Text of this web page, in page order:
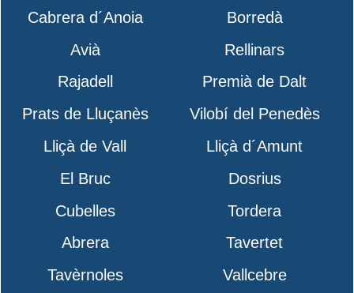
Cabrera d´Anoia
Borredà
Avià
Rellinars
Rajadell
Premià de Dalt
Prats de Lluçanès
Vilobí del Penedès
Lliçà de Vall
Lliçà d´Amunt
El Bruc
Dosrius
Cubelles
Tordera
Abrera
Tavertet
Tavèrnoles
Vallcebre